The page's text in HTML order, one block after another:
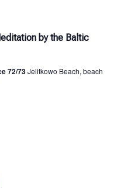
by the Baltic
72/73Jelitkowo Beach, beach